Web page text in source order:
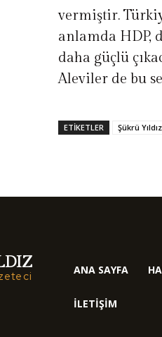
vermiştir.
anlamda HDP,
daha güçlü
Aleviler de bu
ETIKETLER Şükrü Yıldız
ANA SAYFA
İLETIŞIM